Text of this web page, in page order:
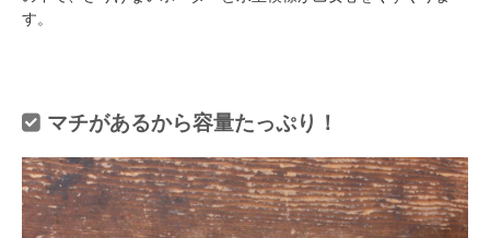
す。
マチがあるから容量たっぷり！